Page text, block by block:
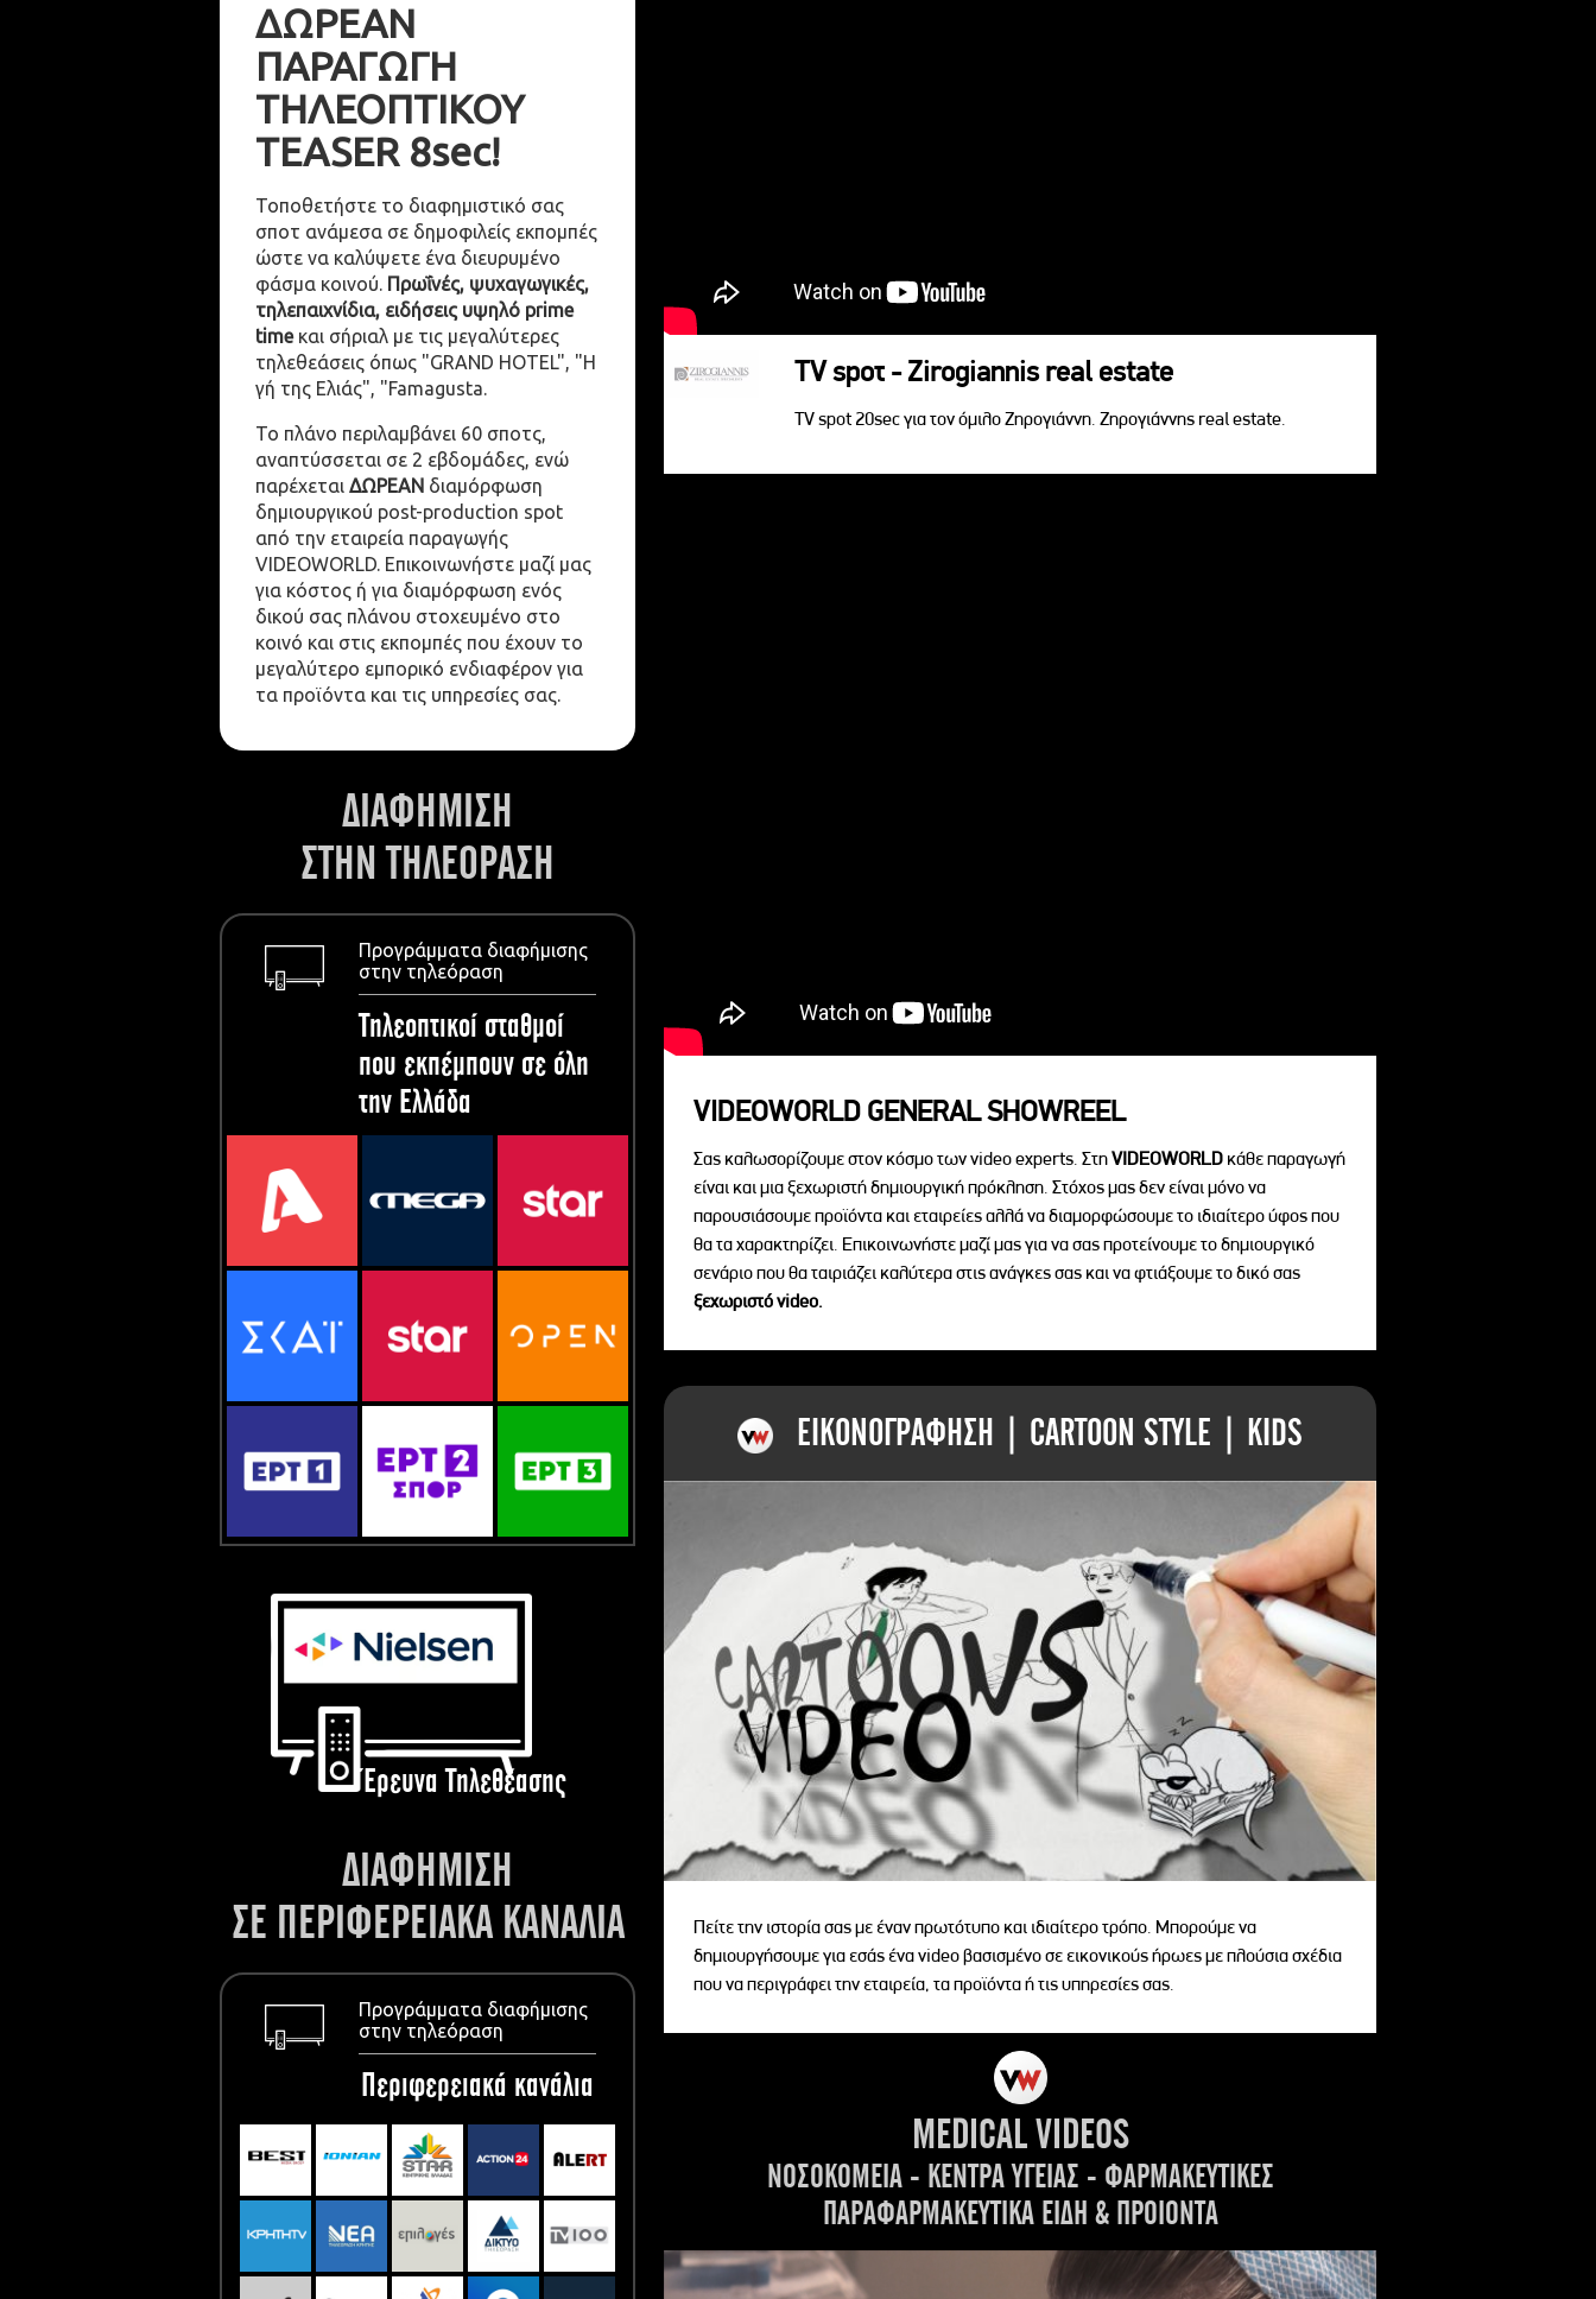
ΔΩΡΕΑΝ
ΠΑΡΑΓΩΓΗ
ΤΗΛΕΟΠΤΙΚΟΥ
TEASER 8sec!
Τοποθετήστε το διαφημιστικό σας
σποτ ανάμεσα σε δημοφιλείς εκπομπές
ώστε να καλύψετε ένα διευρυμένο
φάσμα κοινού. Πρωΐνές, ψυχαγωγικές,
τηλεπαιχνίδια, ειδήσεις υψηλό prime
timeκαι σήριαλ με τις μεγαλύτερες
τηλεθεάσεις όπως "GRAND HOTEL", "Η
γή της Ελιάς", "Famagusta.
Το πλάνο περιλαμβάνει 60 σποτς,
αναπτύσσεται σε 2 εβδομάδες, ενώ
παρέχεται ΔΩΡΕΑΝ διαμόρφωση
δημιουργικού post-production spot
από την εταιρεία παραγωγής
VIDEOWORLD. Επικοινωνήστε μαζί μας
για κόστος ή για διαμόρφωση ενός
δικού σας πλάνου στοχευμένο στο
κοινό και στις εκπομπές που έχουν το
μεγαλύτερο εμπορικό ενδιαφέρον για
τα προϊόντα και τις υπηρεσίες σας.
ΔΙΑΦΗΜΙΣΗ
ΣΤΗΝ ΤΗΛΕΟΡΑΣΗ
Προγράμματα διαφήμισης
στην τηλεόραση
Τηλεοπτικοί σταθμοί
που εκπέμπουν σε όλη
την Ελλάδα
Έρευνα Τηλεθέασης
ΔΙΑΦΗΜΙΣΗ
ΣΕ ΠΕΡΙΦΕΡΕΙΑΚΑ ΚΑΝΑΛΙΑ
Προγράμματα διαφήμισης
στην τηλεόραση
Περιφερειακά κανάλια
TV spoτ - Zirogiannis real estate
TV spot 20sec για τον όμιλο Ζηρογιάννη. Ζηρογιάννης real estate.
VIDEOWORLD GENERAL SHOWREEL
Σας καλωσορίζουμε στον κόσμο των video experts. ΣτηVIDEOWORLD κάθε παραγωγή
είναι και μια ξεχωριστή δημιουργική πρόκληση. Στόχος μας δεν είναι μόνο να
παρουσιάσουμε προϊόντα και εταιρείες αλλά να διαμορφώσουμε το ιδιαίτερο ύφος που
θα τα χαρακτηρίζει. Επικοινωνήστε μαζί μας για να σας προτείνουμε το δημιουργικό
σενάριο που θα ταιριάζει καλύτερα στις ανάγκες σας και να φτιάξουμε το δικό σας
ξεχωριστό videο.
ΕΙΚΟΝΟΓΡΑΦΗΣΗ | CARTOON STYLE | KIDS
Πείτε την ιστορία σας με έναν πρωτότυπο και ιδιαίτερο τρόπο. Μπορούμε να
δημιουργήσουμε για εσάς ένα video βασισμένο σε εικονικούς ήρωες με πλούσια σχέδια
που να περιγράφει την εταιρεία, τα προϊόντα ή τις υπηρεσίες σας.
MEDICAL VIDEOS
ΝΟΣΟΚΟΜΕΙΑ - ΚΕΝΤΡΑ ΥΓΕΙΑΣ - ΦΑΡΜΑΚΕΥΤΙΚΕΣ
ΠΑΡΑΦΑΡΜΑΚΕΥΤΙΚΑ ΕΙΔΗ & ΠΡΟΙΟΝΤΑ